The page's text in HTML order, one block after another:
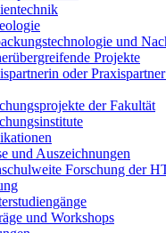
und
Projekte
oder
der Fakultät
und Auszeichnungen
Forschung der
und Workshops